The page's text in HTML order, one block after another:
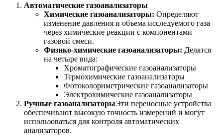
Автоматические газоанализаторы
Химические газоанализаторы: Определяют
изменение давления и объема исследуемого газа
через химические реакции с компонентами
газовой смеси.
Физико-химические газоанализаторы: Делятся
на четыре вида:
Хроматографические газоанализаторы
Термохимические газоанализаторы
Фотоколориметрические газоанализаторы
Электрохимические газоанализаторы
Ручные газоанализаторыЭти переносные устройства
обеспечивают высокую точность измерений и могут
использоваться для контроля автоматических
анализаторов.